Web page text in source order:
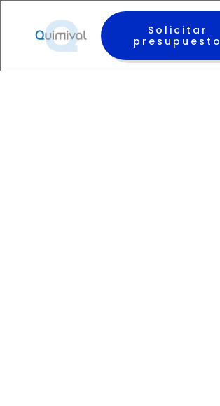
Solicitar
presupuesto